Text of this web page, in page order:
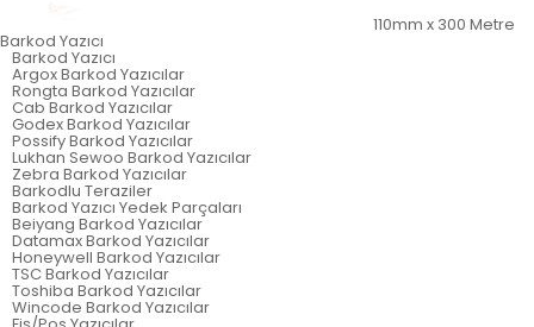
110mm x 300 Metre
Barkod Yazıcı
Barkod Yazıcı
Argox Barkod Yazıcılar
Rongta Barkod Yazıcılar
Cab Barkod Yazıcılar
Godex Barkod Yazıcılar
Possify Barkod Yazıcılar
Lukhan Sewoo Barkod Yazıcılar
Zebra Barkod Yazıcılar
Barkodlu Teraziler
Barkod Yazıcı Yedek Parçaları
Beiyang Barkod Yazıcılar
Datamax Barkod Yazıcılar
Honeywell Barkod Yazıcılar
TSC Barkod Yazıcılar
Toshiba Barkod Yazıcılar
Wincode Barkod Yazıcılar